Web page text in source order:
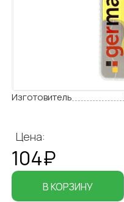
Изготовитель
Цена:
104₽
В КОРЗИНУ